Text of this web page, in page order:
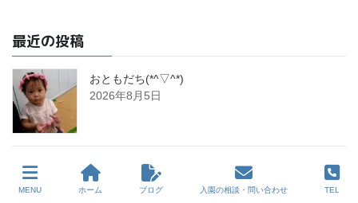
最近の投稿
おともだち(*^▽^*)
2026年8月5日
たっち☆デビュー
2026年8月4日
MENU ホーム ブログ 入園の相談・問い合わせ TEL